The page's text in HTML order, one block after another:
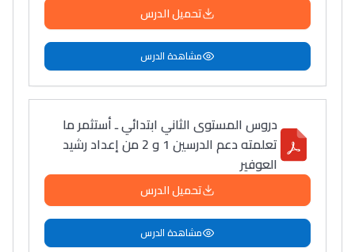
تحميل الدرس
مشاهدة الدرس
دروس المستوى الثاني ابتدائي ـ أستثمر ما
تعلمته دعم الدرسين 1 و 2 من إعداد رشيد
العوفير
تحميل الدرس
مشاهدة الدرس